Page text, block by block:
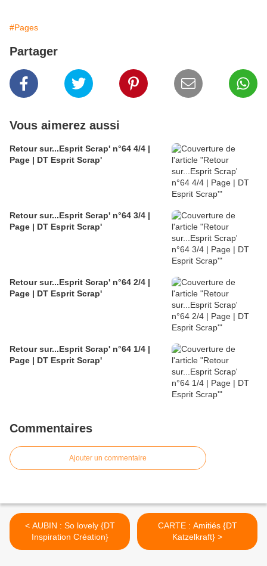
#Pages
Partager
Vous aimerez aussi
Retour sur...Esprit Scrap' n°64 4/4 |
Page | DT Esprit Scrap'
Retour sur...Esprit Scrap' n°64 3/4 |
Page | DT Esprit Scrap'
Retour sur...Esprit Scrap' n°64 2/4 |
Page | DT Esprit Scrap'
Retour sur...Esprit Scrap' n°64 1/4 |
Page | DT Esprit Scrap'
Commentaires
Ajouter un commentaire
< AUBIN : So lovely {DT
Inspiration Création}
CARTE : Amitiés {DT
Katzelkraft} >